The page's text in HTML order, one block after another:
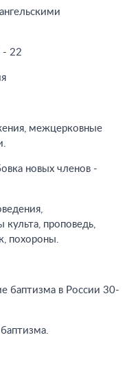
- 22
межцерковные
новых членов -
проповедь,
похороны.
баптизма в России 30-